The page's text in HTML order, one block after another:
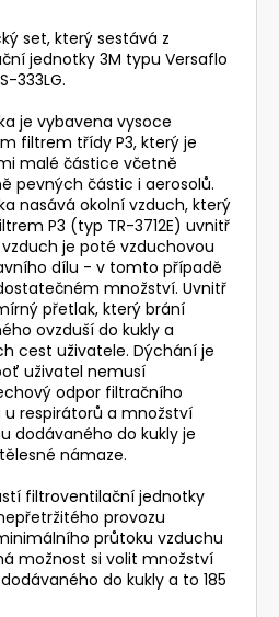
set, který sestává z
jednotky 3M typu Versaflo
333LG.
je vybavena vysoce
filtrem třídy P3, který je
malé částice včetně
pevných částic i aerosolů.
nasává okolní vzduch, který
P3 (typ TR-3712E) uvnitř
je poté vzduchovou
dílu - v tomto případě
množství. Uvnitř
přetlak, který brání
ovzduší do kukly a
cest uživatele. Dýchání je
uživatel nemusí
odpor filtračního
respirátorů a množství
dodávaného do kukly je
námaze.
filtroventilační jednotky
provozu
průtoku vzduchu
možnost si volit množství
do kukly a to 185